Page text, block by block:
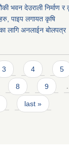
भवन देउराली निर्माण र
पाइप लगायत कृषि
लागि अनलाईन बोलपत्र
3 4 5
8 9
last »